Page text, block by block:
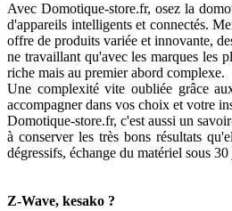
Avec Domotique-store.fr, osez la
d'appareils intelligents et connectés.
offre de produits variée et innovante,
ne travaillant qu'avec les marques les
riche mais au premier abord complexe.
Une complexité vite oubliée grâce
accompagner dans vos choix et votre
Domotique-store.fr, c'est aussi un
à conserver les très bons résultats
dégressifs, échange du matériel sous
Z-Wave, kesako ?